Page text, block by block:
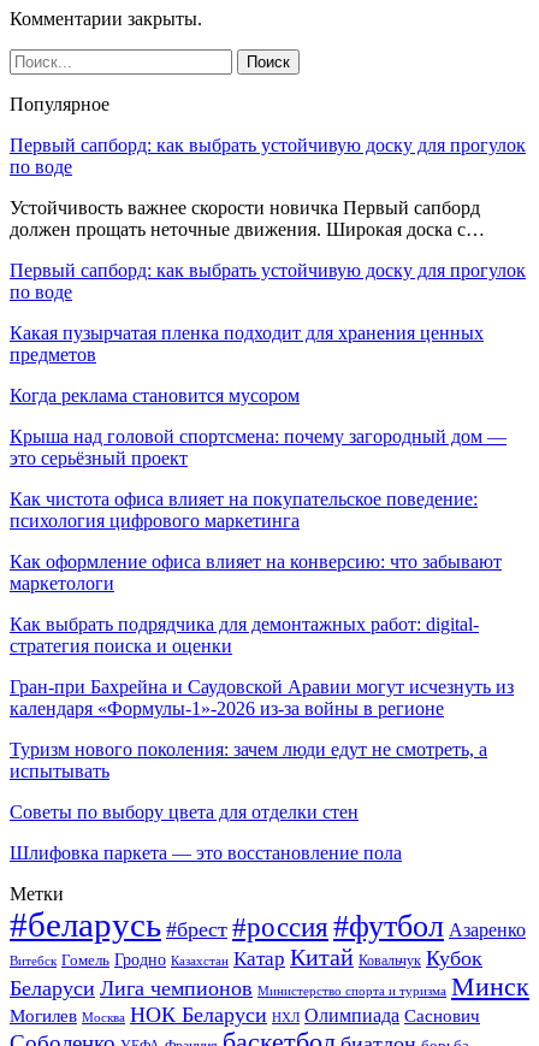
Комментарии закрыты.
Популярное
Первый сапборд: как выбрать устойчивую доску для прогулок
по воде
Устойчивость важнее скорости новичка Первый сапборд
должен прощать неточные движения. Широкая доска с…
Первый сапборд: как выбрать устойчивую доску для прогулок
по воде
Какая пузырчатая пленка подходит для хранения ценных
предметов
Когда реклама становится мусором
Крыша над головой спортсмена: почему загородный дом —
это серьёзный проект
Как чистота офиса влияет на покупательское поведение:
психология цифрового маркетинга
Как оформление офиса влияет на конверсию: что забывают
маркетологи
Как выбрать подрядчика для демонтажных работ: digital-
стратегия поиска и оценки
Гран-при Бахрейна и Саудовской Аравии могут исчезнуть из
календаря «Формулы-1»-2026 из-за войны в регионе
Туризм нового поколения: зачем люди едут не смотреть, а
испытывать
Советы по выбору цвета для отделки стен
Шлифовка паркета — это восстановление пола
Метки
#беларусь #брест #россия#футбол Азаренко
Витебск Гомель Гродно Казахстан Катар Китай Ковальчук Кубок
Беларуси Лига чемпионов Министерство спорта и туризма Минск
Могилев Москва НОК Беларуси НХЛ Олимпиада Саснович